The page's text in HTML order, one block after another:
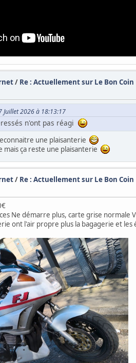
/ Re : Actuellement sur Le Bon Coin
Juillet 2026 à 18:13:17
n'ont pas réagi
une plaisanterie
mais ça reste une plaisanterie
/ Re : Actuellement sur Le Bon Coin
Ne démarre plus, carte grise normale
ont l'air propre plus la bagagerie et les